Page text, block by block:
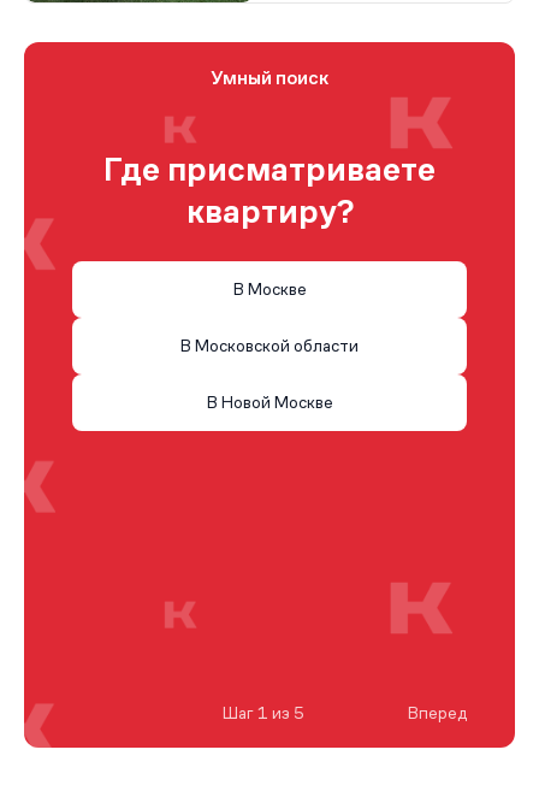
Умный поиск
Где присматриваете
квартиру?
В Москве
В Московской области
В Новой Москве
Шаг 1 из 5 Вперед